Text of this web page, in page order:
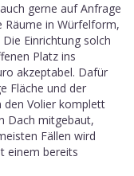
gerne auf Anfrage
Räume in Würfelform,
Einrichtung solch
Platz ins
akzeptabel. Dafür
Fläche und der
den Volier komplett
Dach mitgebaut,
Fällen wird
einem bereits